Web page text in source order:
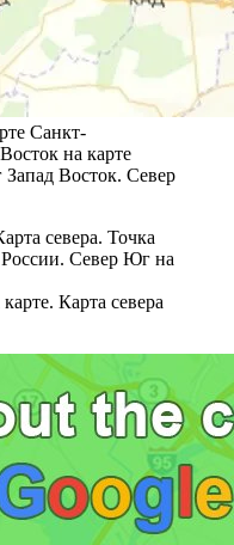
Санкт-
на карте
Восток. Север
Карта севера